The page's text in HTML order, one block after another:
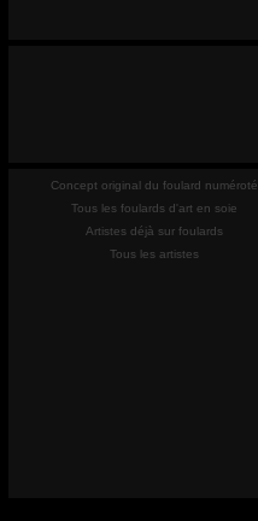
Concept original du foulard numéroté
Tous les foulards d'art en soie
Artistes déjà sur foulards
Tous les artistes